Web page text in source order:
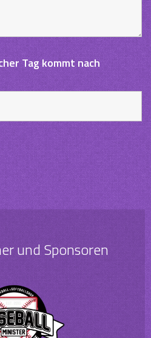
Tag kommt nach
und Sponsoren